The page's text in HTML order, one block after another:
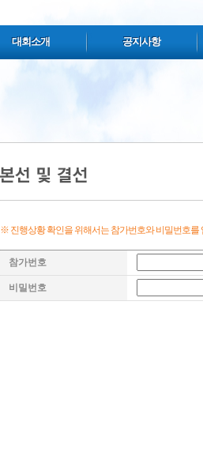
대회소개 공지사항
※ 진행상황 확인을 위해서는 참가번호와 비밀번호를
참가번호
비밀번호